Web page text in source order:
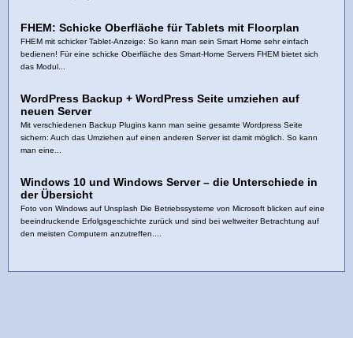
FHEM: Schicke Oberfläche für Tablets mit Floorplan
FHEM mit schicker Tablet-Anzeige: So kann man sein Smart Home sehr einfach
bedienen! Für eine schicke Oberfläche des Smart-Home Servers FHEM bietet sich
das Modul...
WordPress Backup + WordPress Seite umziehen auf
neuen Server
Mit verschiedenen Backup Plugins kann man seine gesamte Wordpress Seite
sichern: Auch das Umziehen auf einen anderen Server ist damit möglich. So kann
man eine...
Windows 10 und Windows Server – die Unterschiede in
der Übersicht
Foto von Windows auf Unsplash Die Betriebssysteme von Microsoft blicken auf eine
beeindruckende Erfolgsgeschichte zurück und sind bei weltweiter Betrachtung auf
den meisten Computern anzutreffen....